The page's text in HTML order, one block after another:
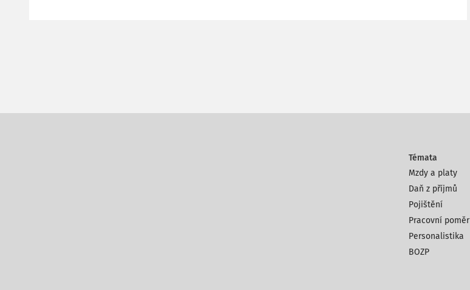
Témata
Mzdy a platy
Daň z příjmů
Pojištění
Pracovní poměr
Personalistika
BOZP